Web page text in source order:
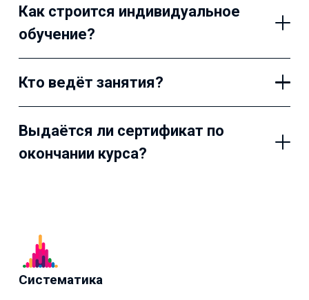
Как строится индивидуальное
обучение?
Кто ведёт занятия?
Выдаётся ли сертификат по
окончании курса?
Систематика